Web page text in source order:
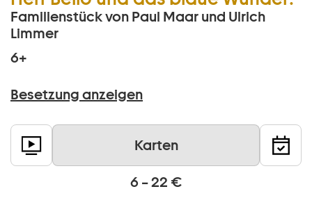
Familienstück von Paul Maar und Ulrich
Limmer
6+
Besetzung anzeigen
Karten
6 – 22 €